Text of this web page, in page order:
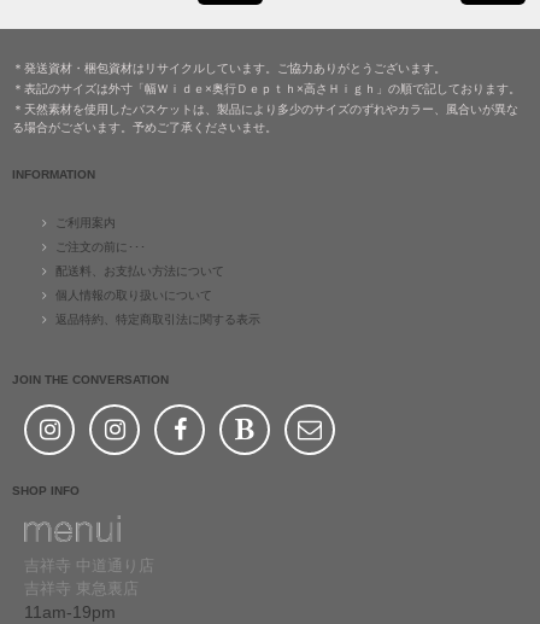
＊発送資材・梱包資材はリサイクルしています。ご協力ありがとうございます。
＊表記のサイズは外寸「幅Ｗｉｄｅ×奥行Ｄｅｐｔｈ×高さＨｉｇｈ」の順で記しております。
＊天然素材を使用したバスケットは、製品により多少のサイズのずれやカラー、風合いが異な
る場合がございます。予めご了承くださいませ。
INFORMATION
ご利用案内
ご注文の前に･･･
配送料、お支払い方法について
個人情報の取り扱いについて
返品特約、特定商取引法に関する表示
JOIN THE CONVERSATION
SHOP INFO
吉祥寺 中道通り店
吉祥寺 東急裏店
11am-19pm